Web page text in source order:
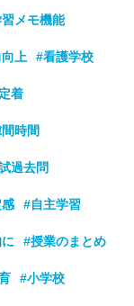
メモ機能
上 #看護学校
着
時間
過去問
#自主学習
#授業のまとめ
#小学校